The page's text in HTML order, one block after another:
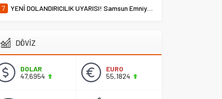
7 YENİ DOLANDIRICILIK UYARISI! Samsun Emniyet Müdürlüğü Uyardı
DÖVİZ
DOLAR
47,6954
EURO
55,1824